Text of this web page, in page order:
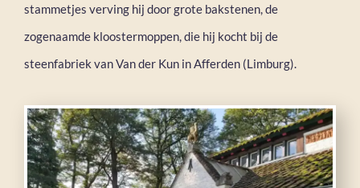
stammetjes verving hij door grote bakstenen, de
zogenaamde kloostermoppen, die hij kocht bij de
steenfabriek van Van der Kun in Afferden (Limburg).